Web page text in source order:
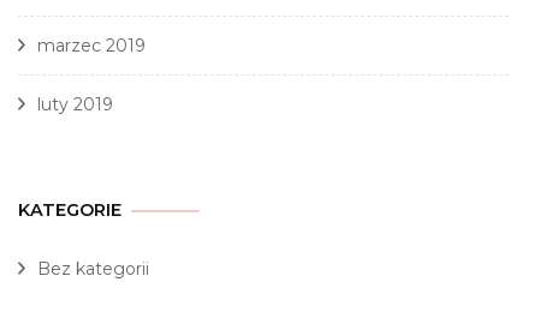
marzec 2019
luty 2019
KATEGORIE
Bez kategorii